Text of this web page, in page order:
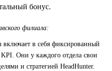
бонус.
филиала:
в себя фиксированный
Они у каждого отдела свои
и стратегией HeadHunter.